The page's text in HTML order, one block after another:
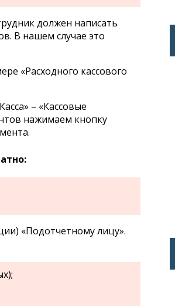
должен написать
В нашем случае это
«Расходного кассового
– «Кассовые
нажимаем кнопку
«Подотчетному лицу».